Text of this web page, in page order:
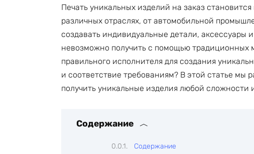
Печать уникальных изделий на заказ
различных отраслях, от автомобильной
создавать индивидуальные детали,
невозможно получить с помощью традиционных
правильного исполнителя для создания
и соответствие требованиям? В этой статье мы
получить уникальные изделия любой сложности
Содержание
Содержание